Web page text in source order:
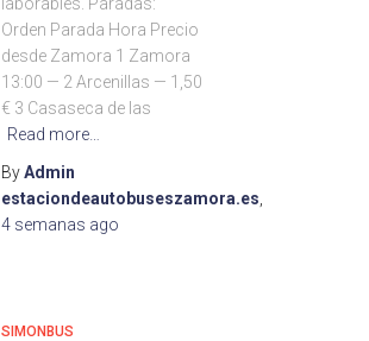
Orden Parada Hora Precio
desde Zamora 1 Zamora
13:00 — 2 Arcenillas — 1,50
€ 3 Casaseca de las
Read more…
ByAdmin
estaciondeautobuseszamora.es
4 semanas ago
SIMONBUS